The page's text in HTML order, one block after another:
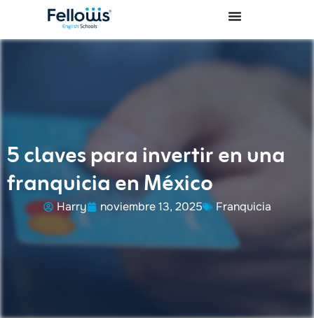
5 claves para invertir en una
franquicia en México
Harry noviembre 13, 2025 Franquicia